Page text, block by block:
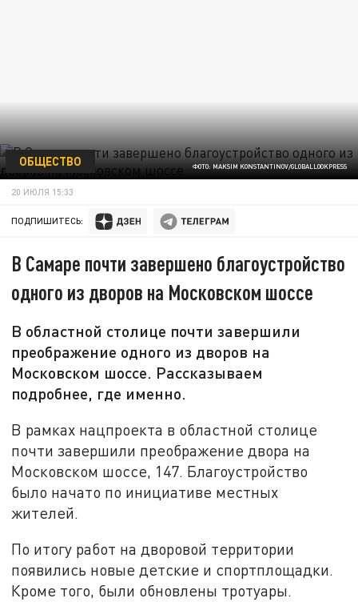
ФОТО: MAKSIM KONSTANTINOV/GLOBALLOOKPRESS
ОБЩЕСТВО
20 ИЮЛЯ 15:33
ПОДПИШИТЕСЬ:
В Самаре почти завершено благоустройство
одного из дворов на Московском шоссе
В областной столице почти завершили
преображение одного из дворов на
Московском шоссе. Рассказываем
подробнее, где именно.
В рамках нацпроекта в областной столице
почти завершили преображение двора на
Московском шоссе, 147. Благоустройство
было начато по инициативе местных
жителей.
По итогу работ на дворовой территории
появились новые детские и спортплощадки.
Кроме того, были обновлены тротуары.